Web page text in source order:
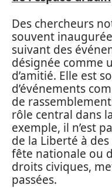
Des chercheurs
souvent
suivant des
désignée comme
d’amitié. Elle est
d’événements
de
rôle central dans
exemple, il n’est
de la Liberté à
fête nationale ou
droits civiques,
passées.